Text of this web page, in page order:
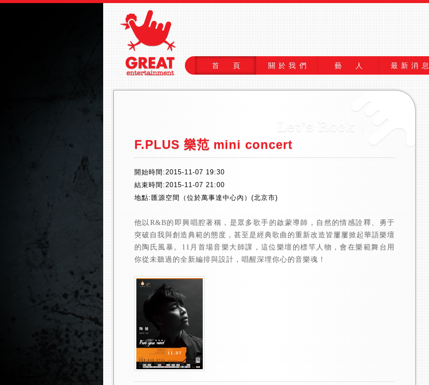
首 頁 關於我們 藝 人 最新消息
F.PLUS 樂范 mini concert
開始時間:2015-11-07 19:30
結束時間:2015-11-07 21:00
地點:匯源空間（位於萬事達中心內）(北京市)
他以R&B的即興唱腔著稱，是眾多歌手的啟蒙導師，自然的情感詮釋、勇于
突破自我與創造典範的態度，甚至是經典歌曲的重新改造皆屢屢掀起華語樂壇
的陶氏風暴。11月首場音樂大師課，這位樂壇的標竿人物，會在樂範舞台用
你從未聽過的全新編排與設計，唱醒深埋你心的音樂魂！